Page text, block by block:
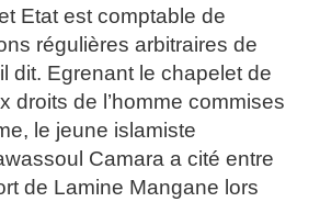
Etat est comptable de
régulières arbitraires de
dit. Egrenant le chapelet de
droits de l’homme commises
le jeune islamiste
Camara a cité entre
de Lamine Mangane lors